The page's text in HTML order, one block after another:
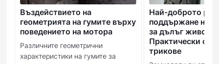
Въздействието на
геометрията на гумите върху
поведението на мотора
Различните геометрични
характеристики на гумите за
Най-доброто
поддържане на
за дълъг живот:
Практически
трикове